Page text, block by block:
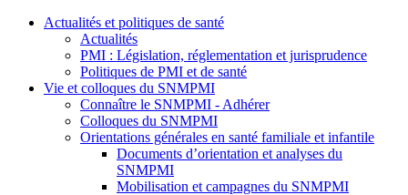
Actualités et politiques de santé
Actualités
PMI : Législation, réglementation et jurisprudence
Politiques de PMI et de santé
Vie et colloques du SNMPMI
Connaître le SNMPMI - Adhérer
Colloques du SNMPMI
Orientations générales en santé familiale et infantile
Documents d’orientation et analyses du
SNMPMI
Mobilisation et campagnes du SNMPMI